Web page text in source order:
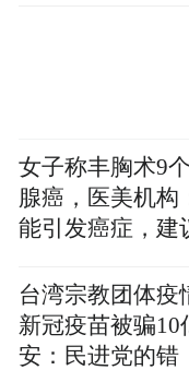
女子称丰胸术9
腺癌，医美机构
能引发癌症，建
台湾宗教团体疫
新冠疫苗被骗10
安：民进党的错